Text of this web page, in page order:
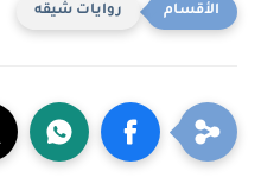
روايات شيقه